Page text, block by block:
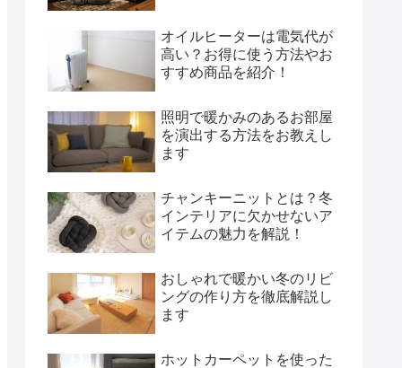
オイルヒーターは電気代が
高い？お得に使う方法やお
すすめ商品を紹介！
照明で暖かみのあるお部屋
を演出する方法をお教えし
ます
チャンキーニットとは？冬
インテリアに欠かせないア
イテムの魅力を解説！
おしゃれで暖かい冬のリビ
ングの作り方を徹底解説し
ます
ホットカーペットを使った